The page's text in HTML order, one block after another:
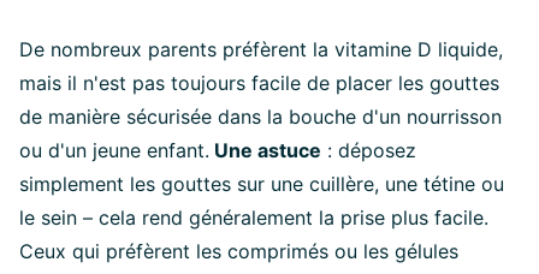
De nombreux parents préfèrent la vitamine D liquide,
mais il n'est pas toujours facile de placer les gouttes
de manière sécurisée dans la bouche d'un nourrisson
ou d'un jeune enfant. Une astuce : déposez
simplement les gouttes sur une cuillère, une tétine ou
le sein – cela rend généralement la prise plus facile.
Ceux qui préfèrent les comprimés ou les gélules